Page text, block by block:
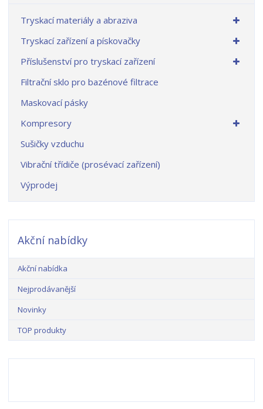
Tryskací materiály a abraziva
Tryskací zařízení a pískovačky
Příslušenství pro tryskací zařízení
Filtrační sklo pro bazénové filtrace
Maskovací pásky
Kompresory
Sušičky vzduchu
Vibrační třídiče (prosévací zařízení)
Výprodej
Akční nabídky
Akční nabídka
Nejprodávanější
Novinky
TOP produkty